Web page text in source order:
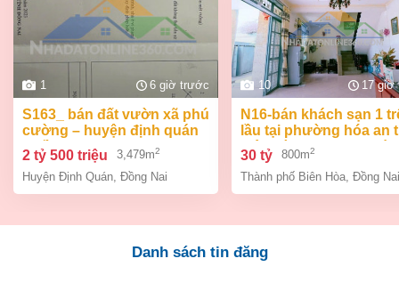
1 6 giờ trước
s163_ bán đất vườn xã phú
cường – huyện định quán
– đồng na
2 tỷ 500 triệu 3,479m2
Huyện Định Quán Đồng Nai
10 17 giờ
n16-bán khách sạn 1 trệt 2
lầu tại phường hóa an
biên hòa dt 800m2 giá
30 tỷ 800m2
Thành phố Biên Hòa Đồng Nai
Danh sách tin đăng